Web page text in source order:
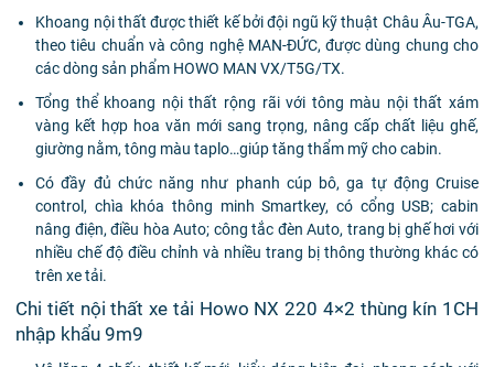
Khoang nội thất được thiết kế bởi đội ngũ kỹ thuật Châu Âu-TGA,
theo tiêu chuẩn và công nghệ MAN-ĐỨC, được dùng chung cho
các dòng sản phẩm HOWO MAN VX/T5G/TX.
Tổng thể khoang nội thất rộng rãi với tông màu nội thất xám
vàng kết hợp hoa văn mới sang trọng, nâng cấp chất liệu ghế,
giường nằm, tông màu taplo…giúp tăng thẩm mỹ cho cabin.
Có đầy đủ chức năng như phanh cúp bô, ga tự động Cruise
control, chìa khóa thông minh Smartkey, có cổng USB; cabin
nâng điện, điều hòa Auto; công tắc đèn Auto, trang bị ghế hơi với
nhiều chế độ điều chỉnh và nhiều trang bị thông thường khác có
trên xe tải.
Chi tiết nội thất xe tải Howo NX 220 4×2 thùng kín 1CH
nhập khẩu 9m9